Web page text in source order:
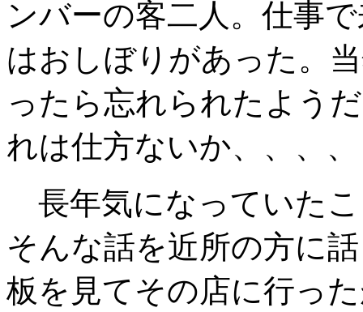
ンバーの客二人。仕事
はおしぼりがあった。
ったら忘れられたよう
れは仕方ないか、、、、
長年気になっていた
そんな話を近所の方に
板を見てその店に行っ